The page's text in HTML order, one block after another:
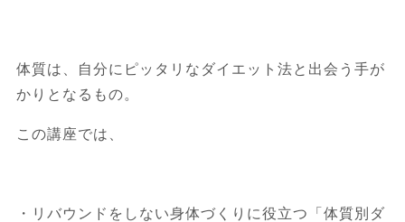
体質は、自分にピッタリなダイエット法と出会う手が
かりとなるもの。
この講座では、
・リバウンドをしない身体づくりに役立つ「体質別ダ